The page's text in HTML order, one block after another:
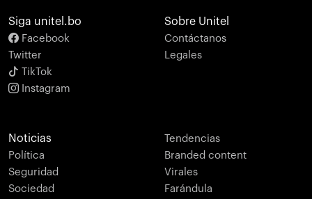
Siga unitel.bo
Facebook
Twitter
TikTok
Instagram
Sobre Unitel
Contáctanos
Legales
Noticias
Política
Seguridad
Sociedad
Tendencias
Branded content
Virales
Farándula